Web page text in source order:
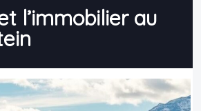
l’immobilier au